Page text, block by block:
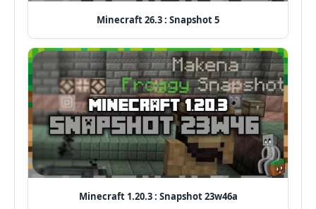
Minecraft 26.3 : Snapshot 5
Minecraft 1.20.3 : Snapshot 23w46a